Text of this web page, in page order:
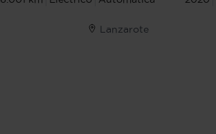
Lanzarote